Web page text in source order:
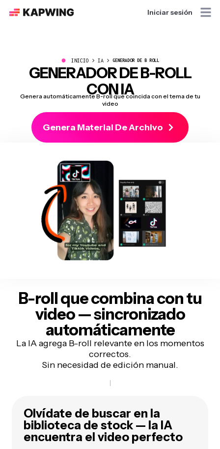
Iniciar sesión
● INICIO IA GENERADOR DE B ROLL
GENERADOR DE B-ROLL
CON IA
Genera automáticamente B-roll que coincida con el tema de tu
video
Genera Material De Archivo
B-roll que combina con tu
video —sincronizado
automáticamente
La IA agrega B-roll relevante en los momentos
correctos.
Sin necesidad de edición manual.
Olvídate de buscar en la
biblioteca de stock — la IA
encuentra el video perfecto